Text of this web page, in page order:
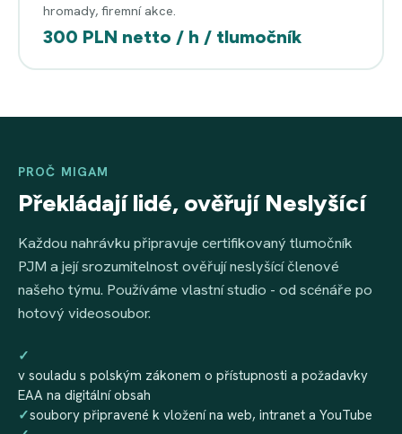
hromady, firemní akce.
300 PLN netto / h / tlumočník
PROČ MIGAM
Překládají lidé, ověřují Neslyšící
Každou nahrávku připravuje certifikovaný tlumočník
PJM a její srozumitelnost ověřují neslyšící členové
našeho týmu. Používáme vlastní studio - od scénáře po
hotový videosoubor.
✓
v souladu s polským zákonem o přístupnosti a požadavky
EAA na digitální obsah
✓soubory připravené k vložení na web, intranet a YouTube